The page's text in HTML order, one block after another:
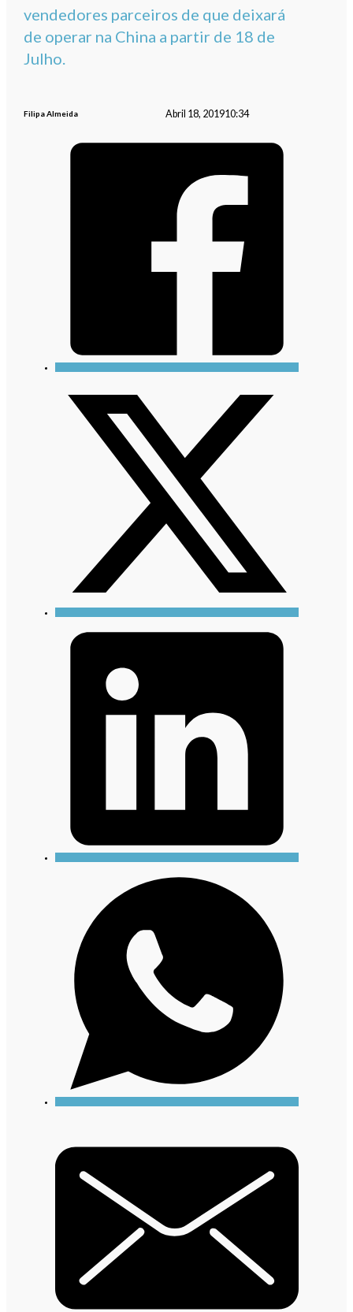
vendedores parceiros de que deixará
de operar na China a partir de 18 de
Julho.
Filipa Almeida Abril 18, 201910:34